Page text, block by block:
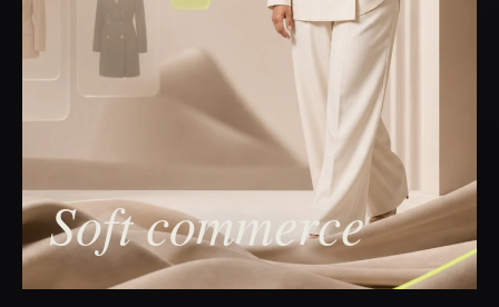
Soft commerce